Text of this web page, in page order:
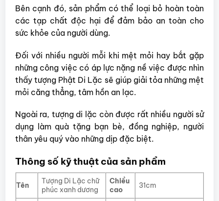
Bên cạnh đó, sản phẩm có thể loại bỏ hoàn toàn
các tạp chất độc hại để đảm bảo an toàn cho
sức khỏe của người dùng.
Đối với nhiều người mỗi khi mệt mỏi hay bắt gặp
những công việc có áp lực nặng nề việc được nhìn
thấy tượng Phật Di Lặc sẽ giúp giải tỏa những mệt
mỏi căng thẳng, tâm hồn an lạc.
Ngoài ra, tượng di lặc còn được rất nhiều người sử
dụng làm quà tặng bạn bè, đồng nghiệp, người
thân yêu quý vào những dịp đặc biệt.
Thông số kỹ thuật của sản phẩm
Tên
Tượng Di Lặc chữ
phúc xanh dương
Chiều
cao
31cm